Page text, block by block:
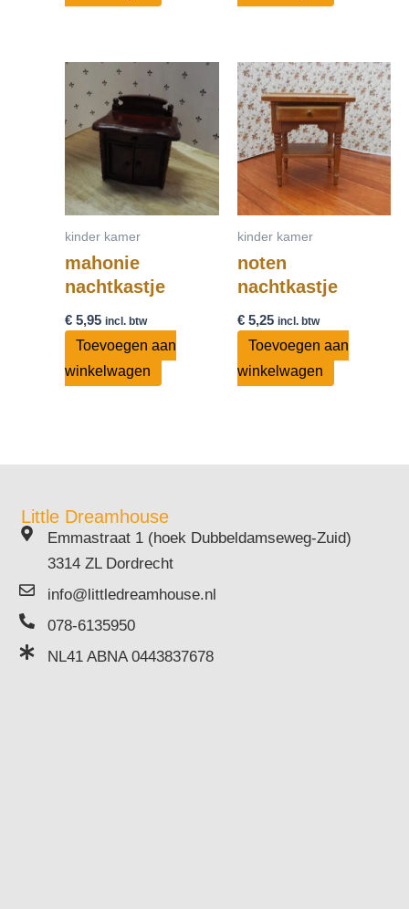
kinder kamer
mahonie
nachtkastje
€ 5,95 incl. btw
Toevoegen aan
winkelwagen
kinder kamer
noten
nachtkastje
€5,25 incl. btw
Toevoegen aan
winkelwagen
Little Dreamhouse
Emmastraat 1 (hoek Dubbeldamseweg-Zuid)
3314 ZL Dordrecht
info@littledreamhouse.nl
078-6135950
NL41 ABNA 0443837678